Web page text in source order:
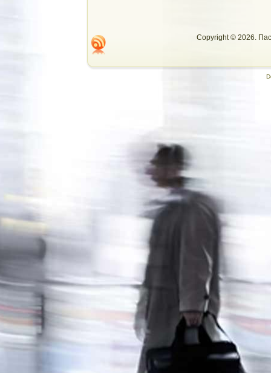
Copyright © 2026.